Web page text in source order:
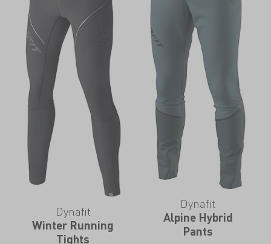
Dynafit
Winter Running
Tights
Dynafit
Alpine Hybrid
Pants